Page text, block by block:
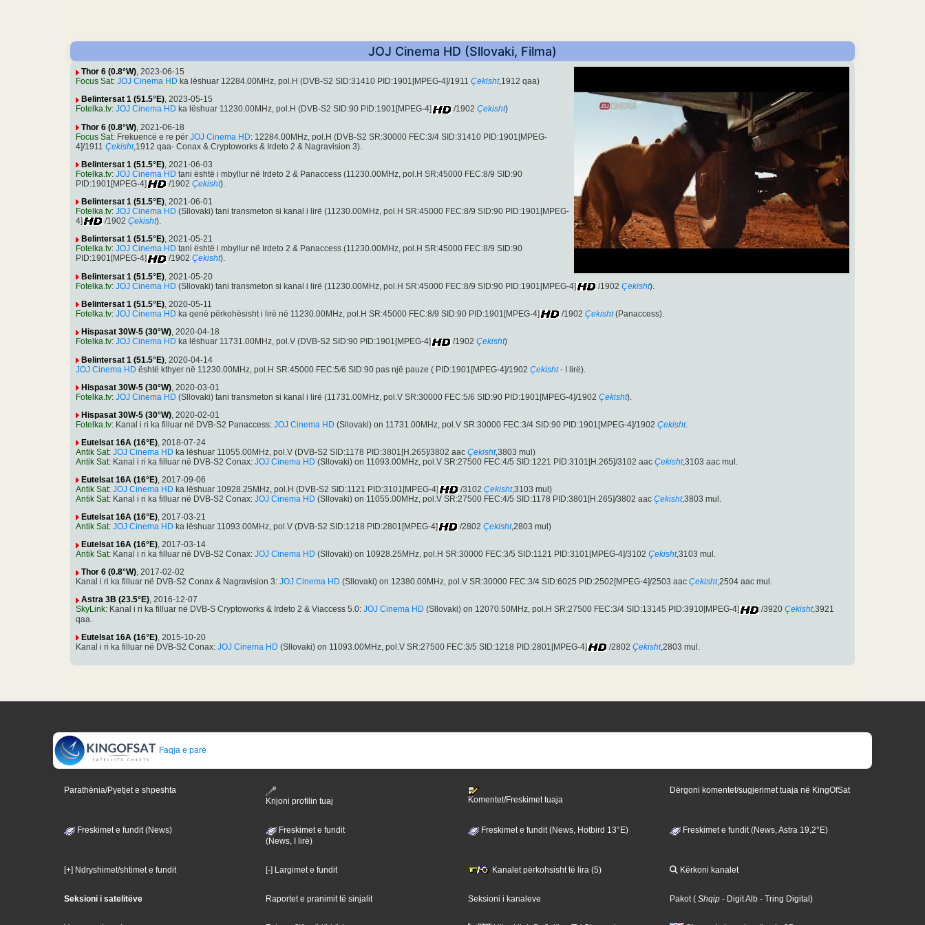
JOJ Cinema HD (Sllovaki, Filma)
Thor 6 (0.8°W), 2023-06-15
Focus Sat: JOJ Cinema HD ka lëshuar 12284.00MHz, pol.H (DVB-S2 SID:31410 PID:1901[MPEG-4]/1911 Çekisht,1912 qaa)
Belintersat 1 (51.5°E), 2023-05-15
Fotelka.tv: JOJ Cinema HD ka lëshuar 11230.00MHz, pol.H (DVB-S2 SID:90 PID:1901[MPEG-4] /1902 Çekisht)
Thor 6 (0.8°W) , 2021-06-18
Focus Sat: Frekuencë e re për JOJ Cinema HD: 12284.00MHz, pol.H (DVB-S2 SR:30000 FEC:3/4 SID:31410 PID:1901[MPEG-
4]/1911 Çekisht,1912 qaa- Conax & Cryptoworks & Irdeto 2 & Nagravision 3).
Belintersat 1 (51.5°E) , 2021-06-03
Fotelka.tv: JOJ Cinema HD tani është i mbyllur në Irdeto 2 & Panaccess (11230.00MHz, pol.H SR:45000 FEC:8/9 SID:90
PID:1901[MPEG-4]
/1902 Çekisht).
Belintersat 1 (51.5°E), 2021-06-01
Fotelka.tv: JOJ Cinema HD (Sllovaki) tani transmeton si kanal i lirë (11230.00MHz, pol.H SR:45000 FEC:8/9 SID:90 PID:1901[MPEG-
4]
/1902 Çekisht).
Belintersat 1 (51.5°E), 2021-05-21
Fotelka.tv: JOJ Cinema HD tani është i mbyllur në Irdeto 2 & Panaccess (11230.00MHz, pol.H SR:45000 FEC:8/9 SID:90
PID:1901[MPEG-4]
/1902 Çekisht).
Belintersat 1 (51.5°E) , 2021-05-20
Fotelka.tv: JOJ Cinema HD (Sllovaki) tani transmeton si kanal i lirë (11230.00MHz, pol.H SR:45000 FEC:8/9 SID:90 PID:1901[MPEG-4] /1902 Çekisht).
Belintersat 1 (51.5°E), 2020-05-11
Fotelka.tv: JOJ Cinema HD ka qenë përkohësisht i lirë në 11230.00MHz, pol.H SR:45000 FEC:8/9 SID:90 PID:1901[MPEG-4] /1902 Çekisht(Panaccess).
Hispasat 30W-5 (30°W), 2020-04-18
Fotelka.tv: JOJ Cinema HD ka lëshuar 11731.00MHz, pol.V (DVB-S2 SID:90 PID:1901[MPEG-4] /1902 Çekisht)
Belintersat 1 (51.5°E) , 2020-04-14
JOJ Cinema HD është kthyer në 11230.00MHz, pol.H SR:45000 FEC:5/6 SID:90 pas një pauze ( PID:1901[MPEG-4]/1902 Çekisht- I lirë).
Hispasat 30W-5 (30°W) , 2020-03-01
Fotelka.tv: JOJ Cinema HD (Sllovaki) tani transmeton si kanal i lirë (11731.00MHz, pol.V SR:30000 FEC:5/6 SID:90 PID:1901[MPEG-4]/1902 Çekisht).
Hispasat 30W-5 (30°W) , 2020-02-01
Fotelka.tv: Kanal i ri ka filluar në DVB-S2 Panaccess: JOJ Cinema HD (Sllovaki) on 11731.00MHz, pol.V SR:30000 FEC:3/4 SID:90 PID:1901[MPEG-4]/1902 Çekisht.
Eutelsat 16A (16°E) , 2018-07-24
Antik Sat: JOJ Cinema HD ka lëshuar 11055.00MHz, pol.V (DVB-S2 SID:1178 PID:3801[H.265]/3802 aac Çekisht,3803 mul)
Antik Sat: Kanal i ri ka filluar në DVB-S2 Conax: JOJ Cinema HD (Sllovaki) on 11093.00MHz, pol.V SR:27500 FEC:4/5 SID:1221 PID:3101[H.265]/3102 aac Çekisht,3103 aac mul.
Eutelsat 16A (16°E) , 2017-09-06
Antik Sat: JOJ Cinema HD ka lëshuar 10928.25MHz, pol.H (DVB-S2 SID:1121 PID:3101[MPEG-4] /3102 Çekisht,3103 mul)
Antik Sat: Kanal i ri ka filluar në DVB-S2 Conax: JOJ Cinema HD (Sllovaki) on 11055.00MHz, pol.V SR:27500 FEC:4/5 SID:1178 PID:3801[H.265]/3802 aac Çekisht,3803 mul.
Eutelsat 16A (16°E), 2017-03-21
Antik Sat: JOJ Cinema HD ka lëshuar 11093.00MHz, pol.V (DVB-S2 SID:1218 PID:2801[MPEG-4] /2802 Çekisht,2803 mul)
Eutelsat 16A (16°E), 2017-03-14
Antik Sat: Kanal i ri ka filluar në DVB-S2 Conax: JOJ Cinema HD (Sllovaki) on 10928.25MHz, pol.H SR:30000 FEC:3/5 SID:1121 PID:3101[MPEG-4]/3102 Çekisht,3103 mul.
Thor 6 (0.8°W), 2017-02-02
Kanal i ri ka filluar në DVB-S2 Conax & Nagravision 3: JOJ Cinema HD (Sllovaki) on 12380.00MHz, pol.V SR:30000 FEC:3/4 SID:6025 PID:2502[MPEG-4]/2503 aac Çekisht,2504 aac mul.
Astra 3B (23.5°E), 2016-12-07
SkyLink: Kanal i ri ka filluar në DVB-S Cryptoworks & Irdeto 2 & Viaccess 5.0: JOJ Cinema HD (Sllovaki) on 12070.50MHz, pol.H SR:27500 FEC:3/4 SID:13145 PID:3910[MPEG-4] /3920 Çekisht,3921
qaa.
Eutelsat 16A (16°E) , 2015-10-20
Kanal i ri ka filluar në DVB-S2 Conax: JOJ Cinema HD (Sllovaki) on 11093.00MHz, pol.V SR:27500 FEC:3/5 SID:1218 PID:2801[MPEG-4] /2802 Çekisht,2803 mul.
Faqja e parë
Parathënia/Pyetjet e shpeshta
Krijoni profilin tuaj
Komentet/Freskimet tuaja
Dërgoni komentet/sugjerimet tuaja në KingOfSat
Freskimet e fundit (News)
Freskimet e fundit
(News, I lirë)
Freskimet e fundit (News, Hotbird 13°E) Freskimet e fundit (News, Astra 19,2°E)
[+] Ndryshimet/shtimet e fundit [-] Largimet e fundit Kanalet përkohsisht të lira (5) Kërkoni kanalet
Seksioni i satelitëve Raportet e pranimit të sinjalit Seksioni i kanaleve Pakot ( Shqip - Digit Alb - Tring Digital)